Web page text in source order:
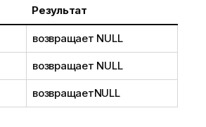
Результат
возвращает NULL
возвращает NULL
возвращаетNULL